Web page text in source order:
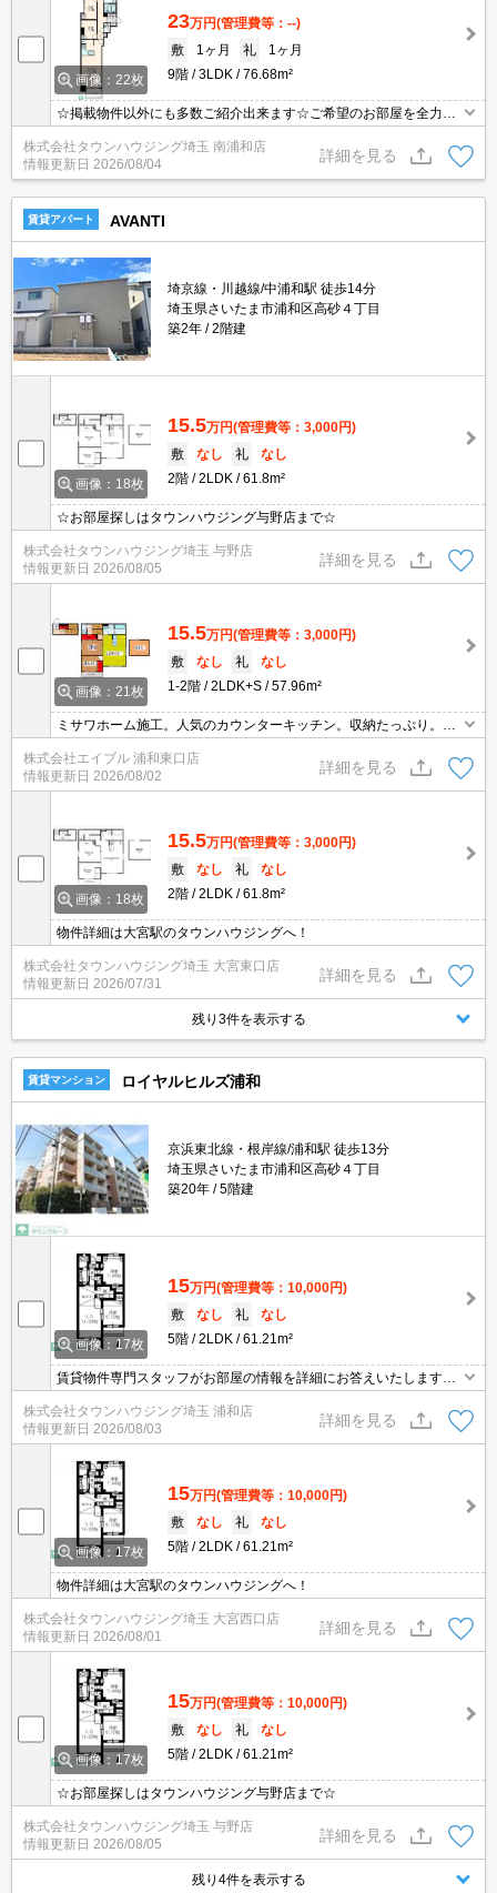
画像：22枚
23万円(管理費等：--)
敷
1ヶ月 礼
1ヶ月
9階
3LDK 76.68m²
☆掲載物件以外にも多数ご紹介出来ます☆ご希望のお部屋を全力で
お探しさせて頂きます♪
株式会社タウンハウジング埼玉 南浦和店
情報更新日 2026/08/04
詳細を見る
賃貸アパート AVANTI
埼京線・川越線/中浦和駅 徒歩14分
埼玉県さいたま市浦和区高砂４丁目
築2年
2階建
画像：18枚
15.5万円(管理費等：3,000円)
敷
なし 礼
なし
2階
2LDK 61.8m²
☆お部屋探しはタウンハウジング与野店まで☆
株式会社タウンハウジング埼玉 与野店
情報更新日 2026/08/05
詳細を見る
画像：21枚
15.5万円(管理費等：3,000円)
敷
なし 礼
なし
1-2階
2LDK+S 57.96m²
ミサワホーム施工。人気のカウンターキッチン。収納たっぷり。閑
静な住宅街。生活環境良好。最新の空室状況はお気軽にお問い合わ
せ下さい。敷金・礼金なし。内見予約受付中。
株式会社エイブル 浦和東口店
情報更新日 2026/08/02
詳細を見る
画像：18枚
15.5万円(管理費等：3,000円)
敷
なし 礼
なし
2階
2LDK 61.8m²
物件詳細は大宮駅のタウンハウジングへ！
株式会社タウンハウジング埼玉 大宮東口店
情報更新日 2026/07/31
詳細を見る
残り3件を表示する
賃貸マンション ロイヤルヒルズ浦和
京浜東北線・根岸線/浦和駅 徒歩13分
埼玉県さいたま市浦和区高砂４丁目
築20年
5階建
画像：17枚
15万円(管理費等：10,000円)
敷
なし 礼
なし
5階
2LDK 61.21m²
賃貸物件専門スタッフがお部屋の情報を詳細にお答えいたします。
お問合わせはタウンハウジング浦和店まで♪
株式会社タウンハウジング埼玉 浦和店
情報更新日 2026/08/03
詳細を見る
画像：17枚
15万円(管理費等：10,000円)
敷
なし 礼
なし
5階
2LDK 61.21m²
物件詳細は大宮駅のタウンハウジングへ！
株式会社タウンハウジング埼玉 大宮西口店
情報更新日 2026/08/01
詳細を見る
画像：17枚
15万円(管理費等：10,000円)
敷
なし 礼
なし
5階
2LDK 61.21m²
☆お部屋探しはタウンハウジング与野店まで☆
株式会社タウンハウジング埼玉 与野店
情報更新日 2026/08/05
詳細を見る
残り4件を表示する